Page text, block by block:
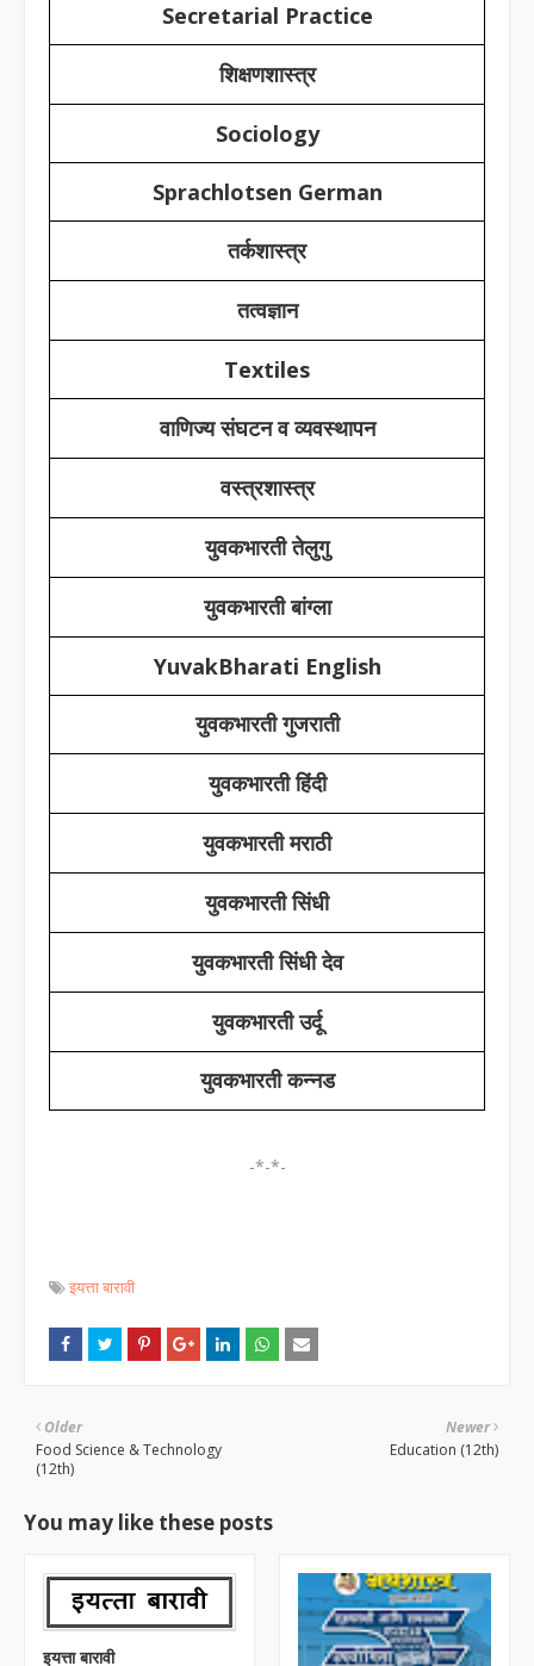
Secretarial Practice
शिक्षणशास्त्र
Sociology
Sprachlotsen German
तर्कशास्त्र
तत्वज्ञान
Textiles
वाणिज्य संघटन व व्यवस्थापन
वस्त्रशास्त्र
युवकभारती तेलुगु
युवकभारती बांग्ला
YuvakBharati English
युवकभारती गुजराती
युवकभारती हिंदी
युवकभारती मराठी
युवकभारती सिंधी
युवकभारती सिंधी देव
युवकभारती उर्दू
युवकभारती कन्नड
-*-*-
इयत्ता बारावी
Newer
Education (12th)
Older
Food Science & Technology
(12th)
You may like these posts
इयत्ता बारावी